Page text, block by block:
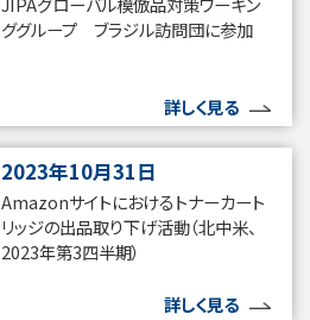
ググループ ブラジル訪問団に参加
詳しく見る
2023年10月31日
Amazonサイトにおけるトナーカート
リッジの出品取り下げ活動（北中米、
2023年第3四半期）
詳しく見る